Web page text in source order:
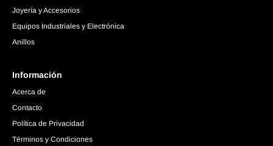
Joyería y Accesorios
Equipos Industriales y Electrónica
Anillos
Información
Acerca de
Contacto
Política de Privacidad
Términos y Condiciones